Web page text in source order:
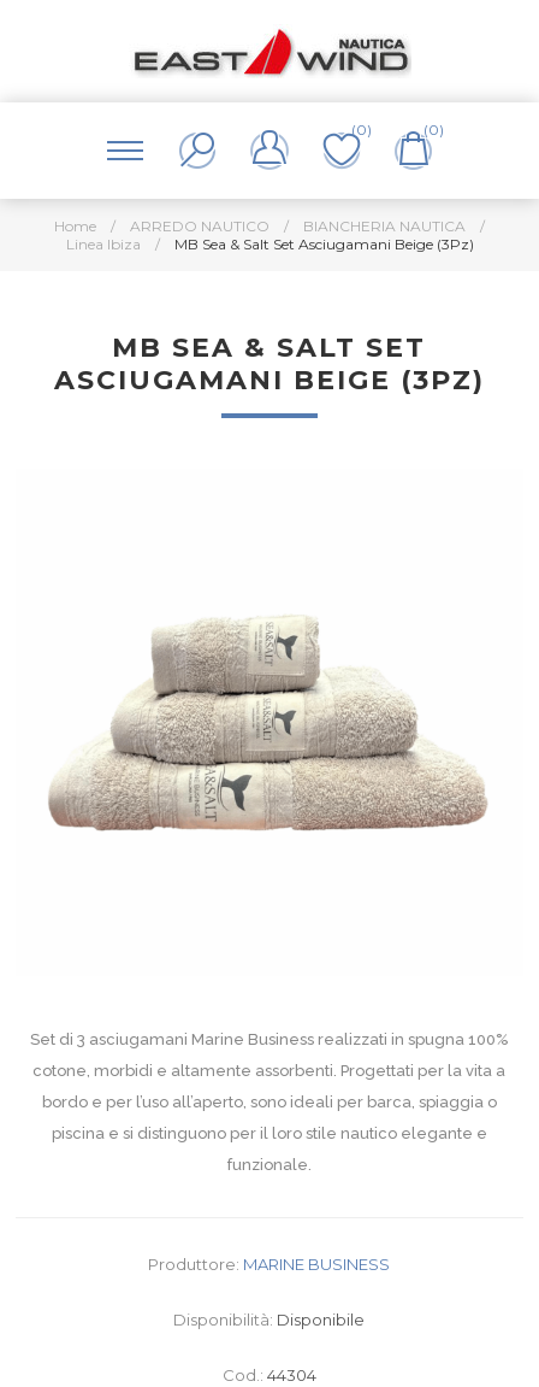
(0) (0)
Home / ARREDO NAUTICO / BIANCHERIA NAUTICA
/
Linea Ibiza
/ MB Sea & Salt Set Asciugamani Beige (3Pz)
MB SEA & SALT SET
ASCIUGAMANI BEIGE (3PZ)
Set di 3 asciugamani Marine Business realizzati in spugna 100%
cotone, morbidi e altamente assorbenti. Progettati per la vita a
bordo e per l’uso all’aperto, sono ideali per barca, spiaggia o
piscina e si distinguono per il loro stile nautico elegante e
funzionale.
Produttore: MARINE BUSINESS
Disponibilità: Disponibile
Cod.: 44304